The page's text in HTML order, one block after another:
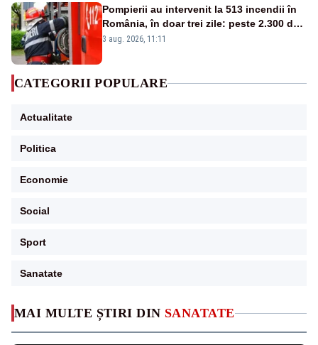
MAI MULTE ȘTIRI DIN SANATATE
Pompierii au intervenit la 513 incendii în
România, în doar trei zile: peste 2.300 de
hectare de teren au fost afectate
3 aug. 2026, 11:11
CATEGORII POPULARE
Actualitate
Politica
Economie
Social
Sport
Sanatate